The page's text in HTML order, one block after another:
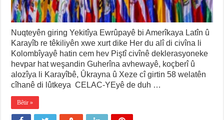
Nuqteyên giring Yekitîya Ewrûpayê bi Amerîkaya Latîn û
Karayîb re têkiliyên xwe xurt dike Her du alî di civîna li
Kolombîyayê hatin cem hev Piştî civînê deklerasyoneke
hevpar hat weşandin Guherîna avhewayê, koçberî û
alozîya li Karayîbê, Ûkrayna û Xeze cî girtin 58 welatên
cîhanê di lûtkeya CELAC-YEyê de duh …
Bêtir »